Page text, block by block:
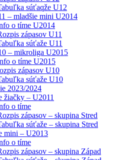
súťaqže U12
– mladšie mini U2014
o tíme U2014
zápasov U11
súťaže U11
– mikroliga U2015
o tíme U2015
zápasov U10
súťaže U10
2023/2024
žiačky – U2011
o tíme
zápasov – skupina Stred
súťaže – skupina Stred
mini – U2013
o tíme
zápasov – skupina Západ